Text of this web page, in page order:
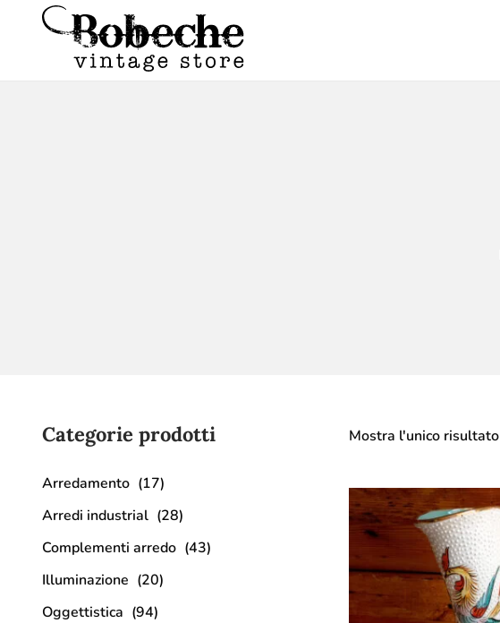
Mostra l'unico risultato
Categorie prodotti
Arredamento (17)
Arredi industrial (28)
Complementi arredo (43)
Illuminazione (20)
Oggettistica (94)